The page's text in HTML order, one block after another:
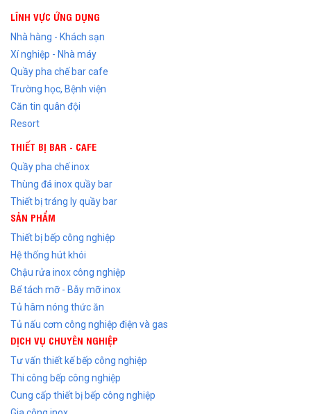
LĨNH VỰC ỨNG DỤNG
Nhà hàng - Khách sạn
Xí nghiệp - Nhà máy
Quầy pha chế bar cafe
Trường học, Bệnh viện
Căn tin quân đội
Resort
THIẾT BỊ BAR - CAFE
Quầy pha chế inox
Thùng đá inox quầy bar
Thiết bị tráng ly quầy bar
SẢN PHẨM
Thiết bị bếp công nghiệp
Hệ thống hút khói
Chậu rửa inox công nghiệp
Bể tách mỡ - Bẫy mỡ inox
Tủ hâm nóng thức ăn
Tủ nấu cơm công nghiệp điện và gas
DỊCH VỤ CHUYÊN NGHIỆP
Tư vấn thiết kế bếp công nghiệp
Thi công bếp công nghiệp
Cung cấp thiết bị bếp công nghiệp